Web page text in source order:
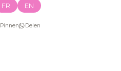
FR EN
Pinnen Delen